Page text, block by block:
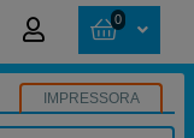
0
IMPRESSORA